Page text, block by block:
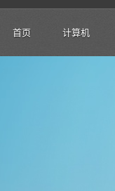
首页 计算机